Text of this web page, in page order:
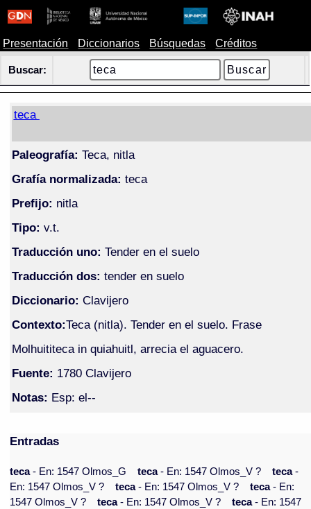
Presentación Diccionarios Búsquedas Créditos
Buscar:
teca
Paleografía: Teca, nitla
Grafía normalizada: teca
Prefijo: nitla
Tipo: v.t.
Traducción uno: Tender en el suelo
Traducción dos: tender en suelo
Diccionario: Clavijero
Contexto:Teca (nitla). Tender en el suelo. Frase
Molhuititeca in quiahuitl, arrecia el aguacero.
Fuente: 1780 Clavijero
Notas: Esp: el--
Entradas
teca- En: 1547 Olmos_G teca- En: 1547 Olmos_V ? teca-
En: 1547 Olmos_V ?
teca- En: 1547 Olmos_V ? teca- En:
1547 Olmos_V ?
teca- En: 1547 Olmos_V ? teca- En: 1547